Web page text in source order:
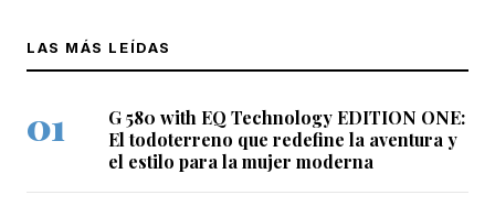
LAS MÁS LEÍDAS
G 580 with EQ Technology EDITION ONE:
El todoterreno que redefine la aventura y
el estilo para la mujer moderna